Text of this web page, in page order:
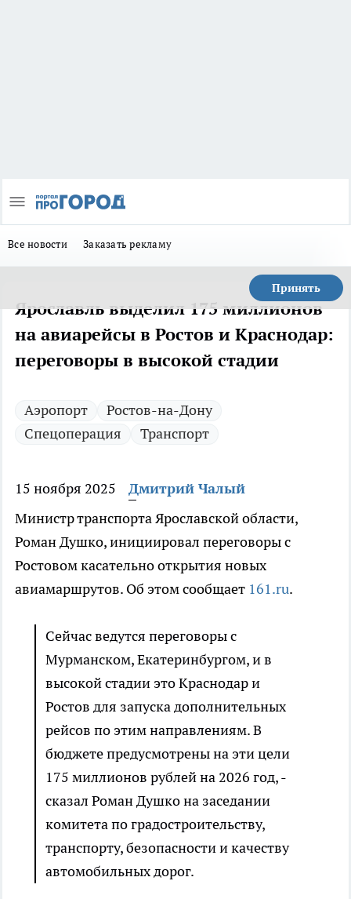
Все новости Заказать рекламу
Принять
Ярославль выделил 175 миллионов
на авиарейсы в Ростов и Краснодар:
переговоры в высокой стадии
Аэропорт
Ростов-на-Дону
Спецоперация
Транспорт
15 ноября 2025
Дмитрий Чалый
Министр транспорта Ярославской области,
Роман Душко, инициировал переговоры с
Ростовом касательно открытия новых
авиамаршрутов. Об этом сообщает 161.ru.
Сейчас ведутся переговоры с
Мурманском, Екатеринбургом, и в
высокой стадии это Краснодар и
Ростов для запуска дополнительных
рейсов по этим направлениям. В
бюджете предусмотрены на эти цели
175 миллионов рублей на 2026 год, -
сказал Роман Душко на заседании
комитета по градостроительству,
транспорту, безопасности и качеству
автомобильных дорог.